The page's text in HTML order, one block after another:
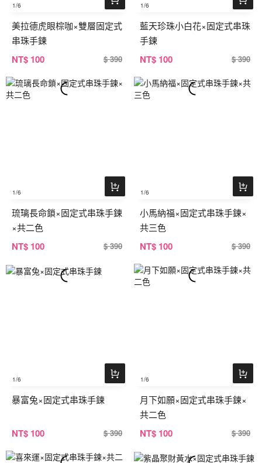
1/6
美拉德虎眼棕咖×雙層固定式
串珠手鍊
NT$ 100 $ 390
1/6
藍天珍珠小白花×固定式串珠
手鍊
NT$ 100 $ 390
1/6
琉璃長命鎖×固定式串珠手鍊
×共二色
NT$ 100 $ 390
1/6
小馬納福×固定式串珠手鍊×
共三色
NT$ 100 $ 390
1/6
暴富兔×固定式串珠手鍊
NT$ 100 $ 390
1/6
月下如願×固定式串珠手鍊×
共二色
NT$ 100 $ 390